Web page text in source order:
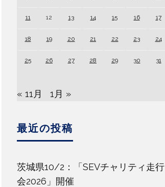
11 12 13 14 15 16 17
18 19 20 21 22 23 24
25 26 27 28 29 30 31
« 11月 1月 »
最近の投稿
茨城県10/2：「SEVチャリティ走行
会2026」開催